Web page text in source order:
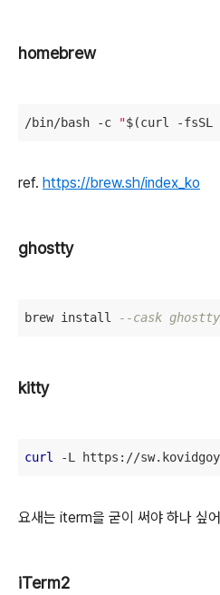
homebrew
/bin/bash -c "$(curl -fsSL
ref. https://brew.sh/index_ko
ghostty
brew install --cask ghostty
kitty
curl -L https://
요새는 iterm을 굳이 써야 하나 싶
iTerm2